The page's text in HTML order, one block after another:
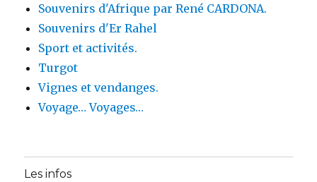
Souvenirs d'Afrique par René CARDONA.
Souvenirs d'Er Rahel
Sport et activités.
Turgot
Vignes et vendanges.
Voyage… Voyages…
Les infos